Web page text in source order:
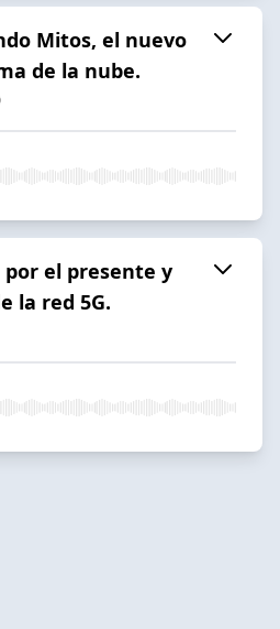
Mitos, el nuevo
de la nube.
por el presente y
la red 5G.